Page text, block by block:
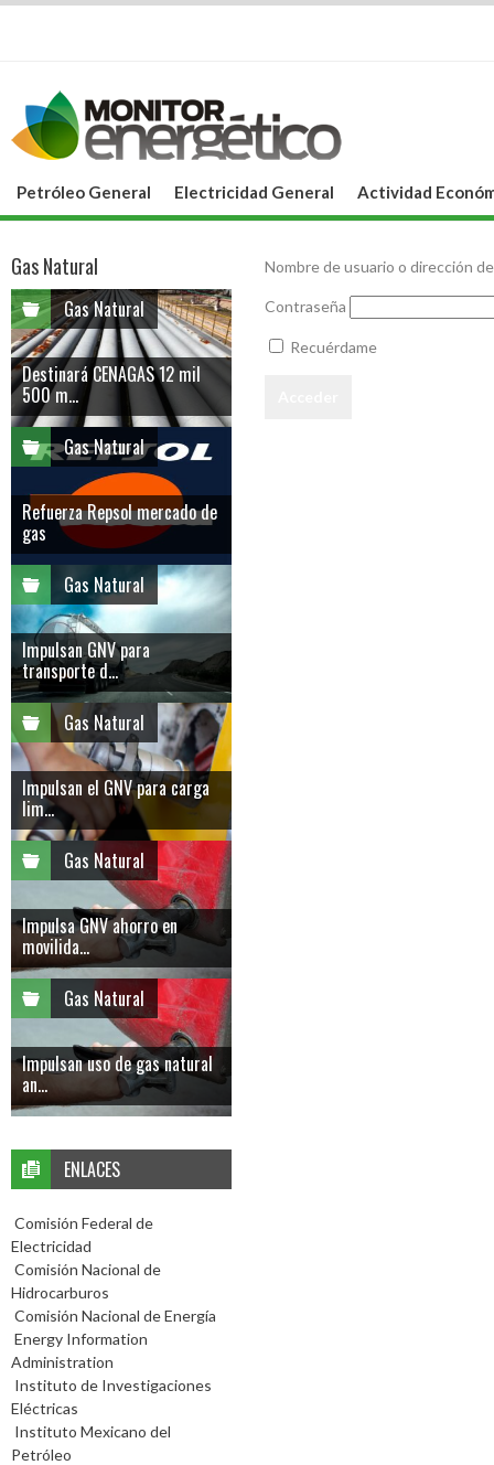
Petróleo General Electricidad General Actividad
Nombre de usuario o dirección
Contraseña
Recuérdame
Gas Natural
Gas Natural
Destinará CENAGAS 12 mil
500 m...
Gas Natural
Refuerza Repsol mercado de
gas
Gas Natural
Impulsan GNV para
transporte d...
Gas Natural
Impulsan el GNV para carga
lim...
Gas Natural
Impulsa GNV ahorro en
movilida...
Gas Natural
Impulsan uso de gas natural
an...
ENLACES
Comisión Federal de
Electricidad
Comisión Nacional de
Hidrocarburos
Comisión Nacional de Energía
Energy Information
Administration
Instituto de Investigaciones
Eléctricas
Instituto Mexicano del
Petróleo